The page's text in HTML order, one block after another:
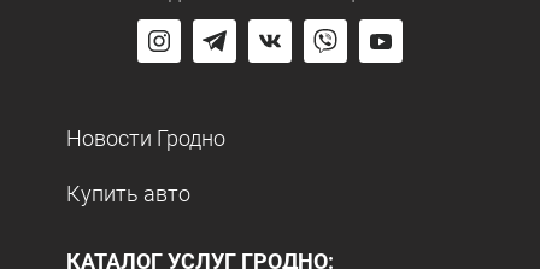
Новости Гродно
Купить авто
КАТАЛОГ УСЛУГ ГРОДНО: